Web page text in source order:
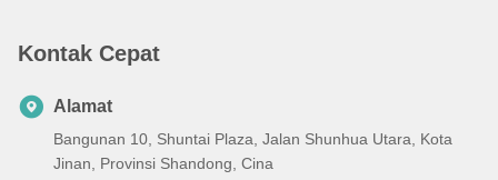
Kontak Cepat
Alamat
Bangunan 10, Shuntai Plaza, Jalan Shunhua Utara, Kota
Jinan, Provinsi Shandong, Cina